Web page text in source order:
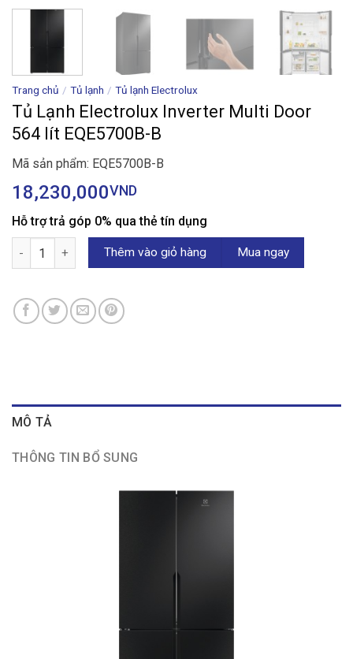
Trang chủ / Tủ lạnh / Tủ lạnh Electrolux
Tủ Lạnh Electrolux Inverter Multi Door
564 lít EQE5700B-B
Mã sản phẩm: EQE5700B-B
18,230,000VND
Hỗ trợ trả góp 0% qua thẻ tín dụng
Tủ Lạnh Electrolux Inverter Multi Door 564 lít EQE5700B-B số
Thêm vào giỏ hàng Mua ngay
MÔ TẢ
THÔNG TIN BỔ SUNG